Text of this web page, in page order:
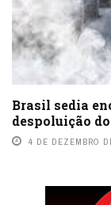
Brasil sedia
despoluição
4 DE DEZEMBRO